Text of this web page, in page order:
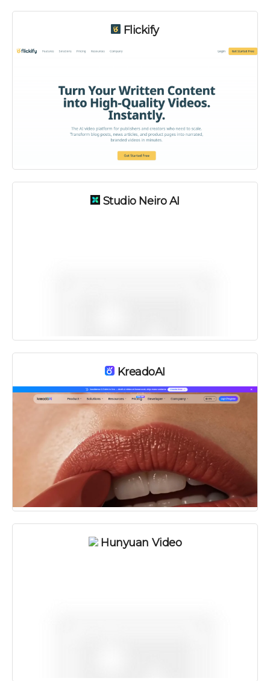
Платно
Flickify
Studio Neiro AI
KreadoAI
Hunyuan Video